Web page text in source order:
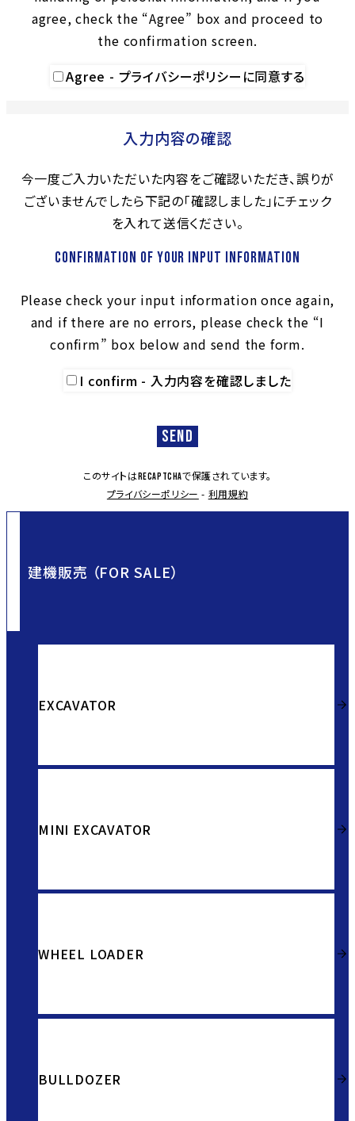
agree, check the “Agree” box and proceed to
the confirmation screen.
Agree - プライバシーポリシーに同意する
入力内容の確認
今一度ご入力いただいた内容をご確認いただき、誤りが
ございませんでしたら下記の「確認しました」にチェック
を入れて送信ください。
Confirmation of your input information
Please check your input information once again,
and if there are no errors, please check the “I
confirm” box below and send the form.
I confirm - 入力内容を確認しました
このサイトはreCAPTCHAで保護されています。
プライバシーポリシー - 利用規約
建機販売 （FOR SALE）
EXCAVATOR
MINI EXCAVATOR
WHEEL LOADER
BULLDOZER